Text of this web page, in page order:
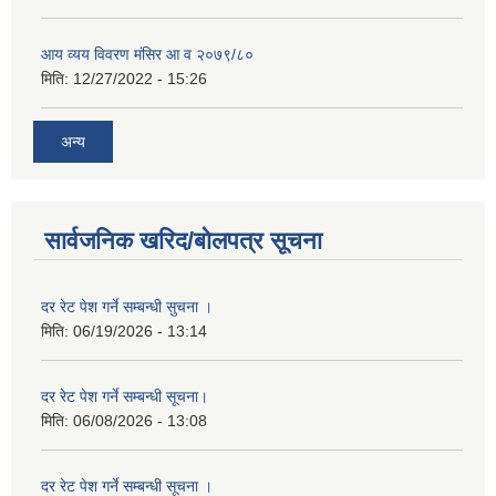
आय व्यय विवरण मंसिर आ व २०७९/८०
मिति: 12/27/2022 - 15:26
अन्य
सार्वजनिक खरिद/बोलपत्र सूचना
दर रेट पेश गर्ने सम्बन्धी सुचना ।
मिति: 06/19/2026 - 13:14
दर रेट पेश गर्ने सम्बन्धी सूचना।
मिति: 06/08/2026 - 13:08
दर रेट पेश गर्ने सम्बन्धी सूचना ।